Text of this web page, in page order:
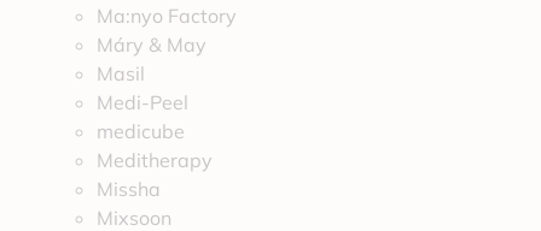
Ma:nyo Factory
Máry & May
Masil
Medi-Peel
medicube
Meditherapy
Missha
Mixsoon